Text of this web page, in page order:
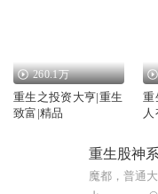
260.1万
重生之投资大亨|重生
致富|精品
重
重生股神